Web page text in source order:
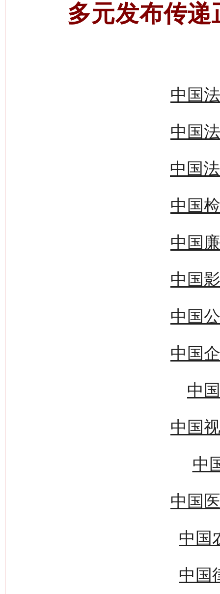
多元发布传
中国
中国
中国
中国
中国
中国
中国
中国
中
中国
中
中国
中国
中国